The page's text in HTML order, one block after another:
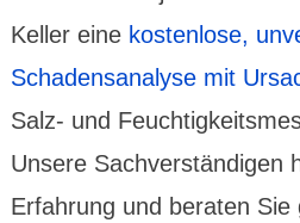
Keller eine kosten­lose,
Schadens­analyse mit
Salz- und
Unsere Sachver­ständigen
Erfah­rung und beraten Sie